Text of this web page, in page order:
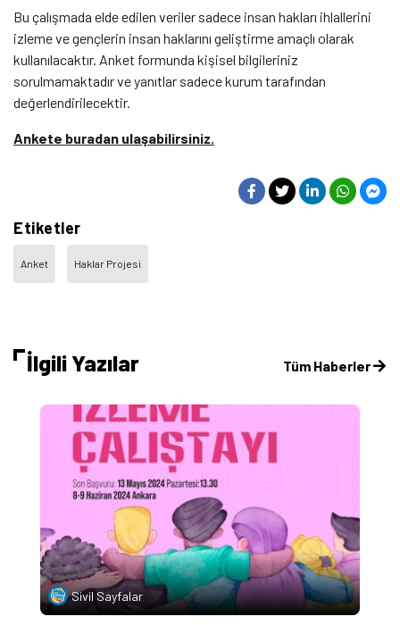
Bu çalışmada elde edilen veriler sadece insan hakları ihlallerini
izleme ve gençlerin insan haklarını geliştirme amaçlı olarak
kullanılacaktır. Anket formunda kişisel bilgileriniz
sorulmamaktadır ve yanıtlar sadece kurum tarafından
değerlendirilecektir.
Ankete buradan ulaşabilirsiniz.
Etiketler
Anket Haklar Projesi
İlgili Yazılar Tüm Haberler
Sivil Sayfalar